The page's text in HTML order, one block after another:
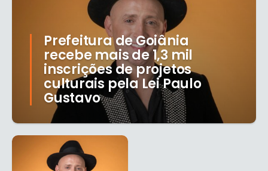
Prefeitura de Goiânia
recebe mais de 1,3 mil
inscrições de projetos
culturais pela Lei Paulo
Gustavo